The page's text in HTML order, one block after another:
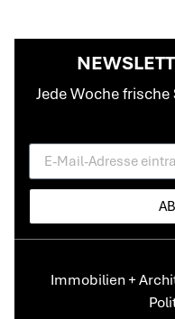
Jede Woche
Immobilien +